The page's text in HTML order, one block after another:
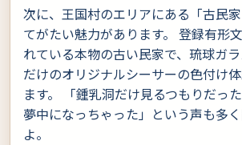
次に、王国村のエリアにある「古民
てがたい魅力があります。 登録有形
れている本物の古い民家で、琉球ガ
だけのオリジナルシーサーの色付け
ます。 「鍾乳洞だけ見るつもりだっ
夢中になっちゃった」という声も多
よ。